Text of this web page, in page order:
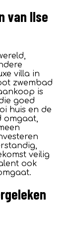
van Ilse
villa in
zwembad
is
goed
huis en de
omgaat,
veilig
ook